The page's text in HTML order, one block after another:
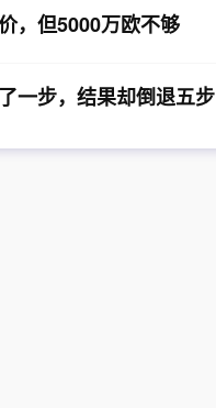
，但5000万欧不够
一步，结果却倒退五步